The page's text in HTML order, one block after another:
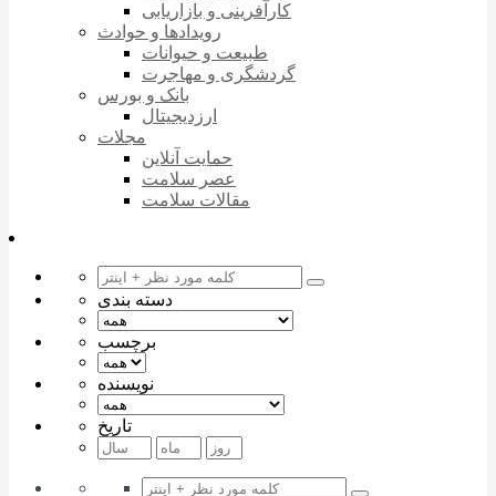
کارآفرینی و بازاریابی
رویدادها و حوادث
طبیعت و حیوانات
گردشگری و مهاجرت
بانک و بورس
ارزدیجیتال
مجلات
حمایت آنلاین
عصر سلامت
مقالات سلامت
دسته بندی
برچسب
نویسنده
تاریخ